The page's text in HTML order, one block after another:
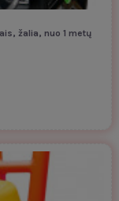
žalia, nuo 1 metų